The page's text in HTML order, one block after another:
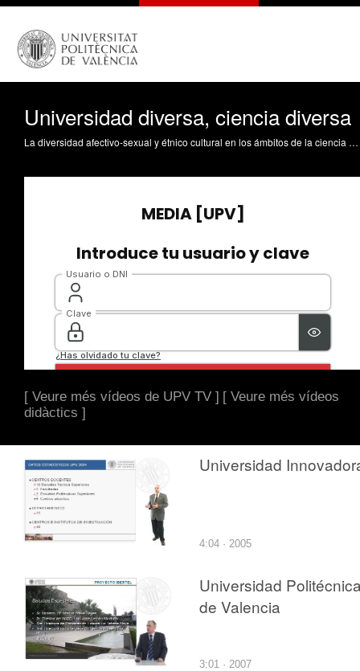
Universidad diversa, ciencia diversa
La diversidad afectivo-sexual y étnico cultural en los ámbitos de la ciencia y la cultura han sido tema de debate en la Universitat Politècnica de València, en el marco de la jornada “Una universidad diversa, una ciencia diversa”. El objetivo de la jornada, celebrada en la Escuela Técnica Superior de Ingeniería Informática, es el de concienciar sobre los retos de una sociedad intercultural.
[ Veure més vídeos de UPV TV ] [ Veure més vídeos
didàctics ]
Universidad
4:04 · 2005
Universidad
de Valencia
3:01 · 2007